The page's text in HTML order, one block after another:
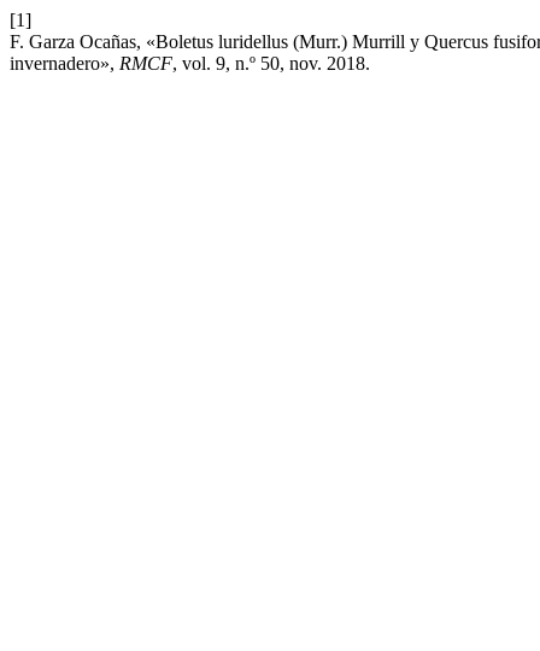
[1]
F. Garza Ocañas, «Boletus luridellus (Murr.) Murrill y Quercus
invernadero», RMCF, vol. 9, n.º 50, nov. 2018.